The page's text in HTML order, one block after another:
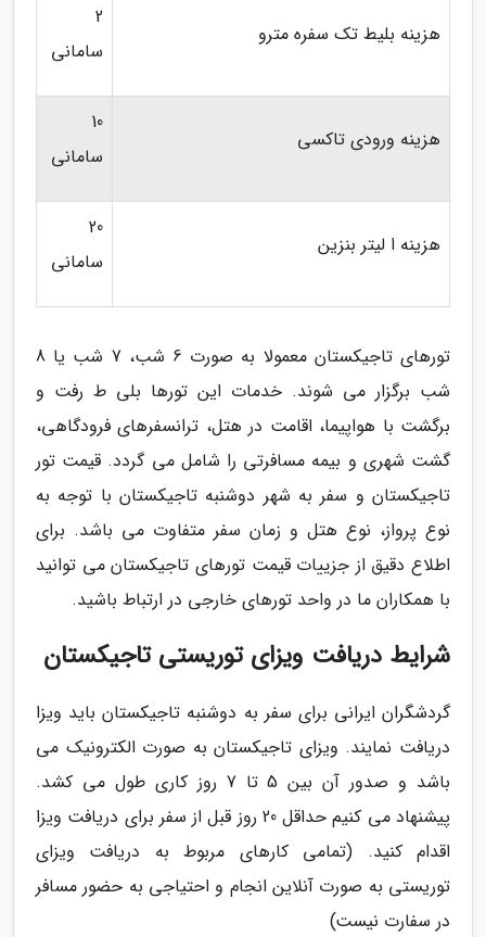
هزینه بلیط تک سفره مترو
2
سامانی
هزینه ورودی تاکسی
10
سامانی
هزینه ا لیتر بنزین
20
سامانی
تورهای تاجیکستان معمولا به صورت 6 شب، 7 شب یا 8
شب برگزار می شوند. خدمات این تورها بلی ط رفت و
برگشت با هواپیما، اقامت در هتل، ترانسفرهای فرودگاهی،
گشت شهری و بیمه مسافرتی را شامل می گردد. قیمت تور
تاجیکستان و سفر به شهر دوشنبه تاجیکستان با توجه به
نوع پرواز، نوع هتل و زمان سفر متفاوت می باشد. برای
اطلاع دقیق از جزییات قیمت تورهای تاجیکستان می توانید
با همکاران ما در واحد تورهای خارجی در ارتباط باشید.
شرایط دریافت ویزای توریستی تاجیکستان
گردشگران ایرانی برای سفر به دوشنبه تاجیکستان باید ویزا
دریافت نمایند. ویزای تاجیکستان به صورت الکترونیک می
باشد و صدور آن بین 5 تا 7 روز کاری طول می کشد.
پیشنهاد می کنیم حداقل 20 روز قبل از سفر برای دریافت ویزا
اقدام کنید. (تمامی کارهای مربوط به دریافت ویزای
توریستی به صورت آنلاین انجام و احتیاجی به حضور مسافر
در سفارت نیست)